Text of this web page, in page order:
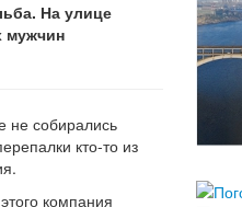
На улице
мужчин
не собирались
кто-то из
компания